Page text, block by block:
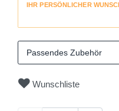
IHR PERSÖNLICHER
Passendes Zubehör
Wunschliste